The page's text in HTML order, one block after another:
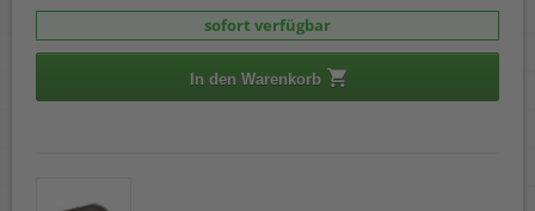
sofort verfügbar
In den Warenkorb